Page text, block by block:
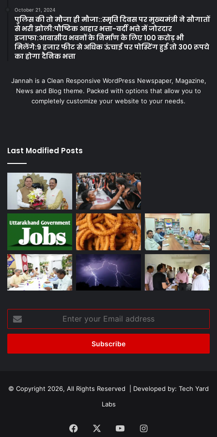
October 21, 2024
पुलिस की तो मौजा ही मौजा::स्मृति दिवस पर मुख्यमंत्री ने सौगातों
से भरी झोली:पौष्टिक आहार भत्ता-वर्दी भत्ते में जोरदार
इजाफा:आवासीय भवनों के निर्माण के लिए 100 करोड़ भी
मिलेंगे:9 हजार फीट से अधिक ऊंचाई पर पोस्टिंग हुई तो 300 रूपये
का होगा दैनिक भत्ता
Jannah is a Clean Responsive WordPress Newspaper, Magazine,
News and Blog theme. Packed with options that allow you to
completely customize your website to your needs.
Last Modified Posts
your
Email
© Copyright 2026, All Rights Reserved | Developed by: Tech Yard
Labs
Facebook YouTubeInstagram